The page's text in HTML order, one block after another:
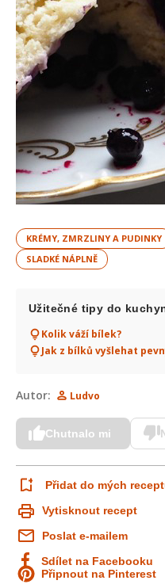
KRÉMY, ZMRZLINY A PUDINKY
SLADKÉ NÁPLNĚ
Užitečné tipy do
Kolik váží bílek?
Jak z bílků vyšlehat
Autor: Ludvo
Chutnalo mi
Přidat do mých
Vytisknout recept
Poslat e-mailem
Sdílet na Facebooku
Připnout na Pinterest